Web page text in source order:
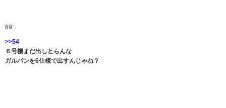
69:
>>54
６号機まだ出しとらんな
ガルパンを6仕様で出すんじゃね？